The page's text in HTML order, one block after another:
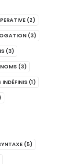
(2)
(3)
(3)
(3)
(1)
(5)